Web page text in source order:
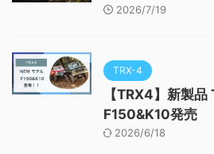
2026/7/19
TRX-4
【TRX4】新製
F150&K10発売
2026/6/18